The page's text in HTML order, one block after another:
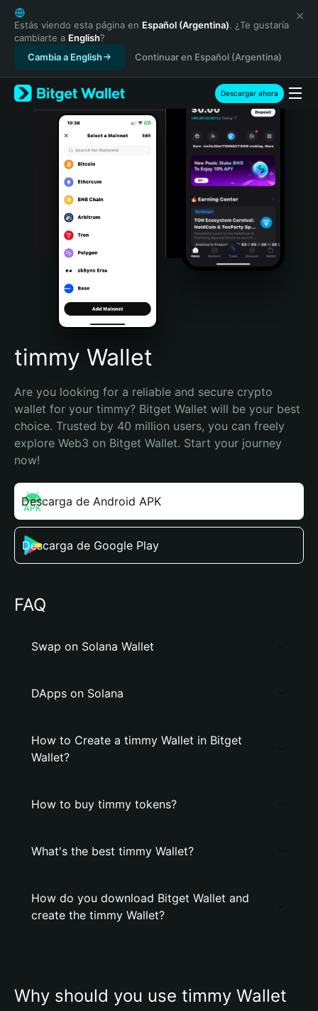
English
日本語
Tiếng Việt
Русский
Español (Latinoamérica)
Türkçe
Italiano
Português (Portugal)
Bahasa Indonesia
Português (Brasil)
Español (Argentina)
Estás viendo esta página en Español (Argentina). ¿Te gustaría
cambiarte a English?
Cambia a English
Continuar en Español (Argentina)
Descargar ahora
timmy Wallet
Are you looking for a reliable and secure crypto
wallet for your timmy? Bitget Wallet will be your best
choice. Trusted by 40 million users, you can freely
explore Web3 on Bitget Wallet. Start your journey
now!
Descarga de Android APK
Descarga de Google Play
FAQ
Swap on Solana Wallet
DApps on Solana
How to Create a timmy Wallet in Bitget
Wallet?
How to buy timmy tokens?
What's the best timmy Wallet?
How do you download Bitget Wallet and
create the timmy Wallet?
Why should you use timmy Wallet